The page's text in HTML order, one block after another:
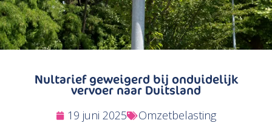
Nultarief geweigerd bij onduidelijk
vervoer naar Duitsland
19 juni 2025 Omzetbelasting